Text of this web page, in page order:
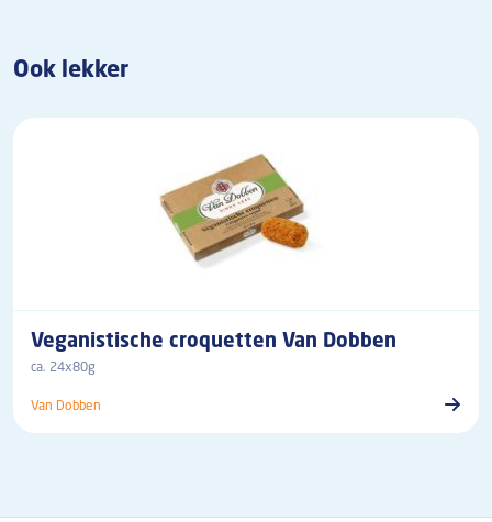
Ook lekker
Veganistische croquetten Van Dobben
ca. 24x80g
Van Dobben